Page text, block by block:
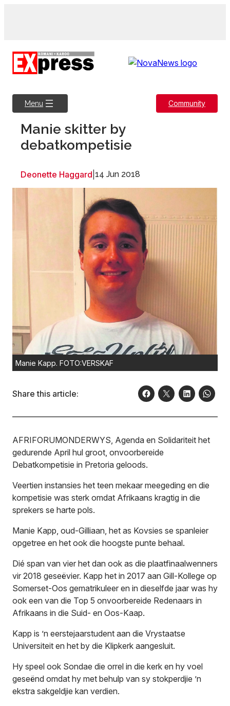
Menu Community
Manie skitter by
debatkompetisie
Deonette Haggard 14 Jun 2018
Manie Kapp. FOTO:VERSKAF
Share this article:
AFRIFORUMONDERWYS, Agenda en Solidariteit het
gedurende April hul groot, onvoorbereide
Debatkompetisie in Pretoria geloods.
Veertien instansies het teen mekaar meegeding en die
kompetisie was sterk omdat Afrikaans kragtig in die
sprekers se harte pols.
Manie Kapp, oud-Gilliaan, het as Kovsies se spanleier
opgetree en het ook die hoogste punte behaal.
Dié span van vier het dan ook as die plaatfinaalwenners
vir 2018 geseëvier. Kapp het in 2017 aan Gill-Kollege op
Somerset-Oos gematrikuleer en in dieselfde jaar was hy
ook een van die Top 5 onvoorbereide Redenaars in
Afrikaans in die Suid- en Oos-Kaap.
Kapp is ’n eerstejaarstudent aan die Vrystaatse
Universiteit en het by die Klipkerk aangesluit.
Hy speel ook Sondae die orrel in die kerk en hy voel
geseënd omdat hy met behulp van sy stokperdjie ’n
ekstra sakgeldjie kan verdien.